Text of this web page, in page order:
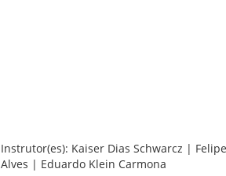
Instrutor(es): Kaiser Dias Schwarcz |
Alves | Eduardo Klein Carmona